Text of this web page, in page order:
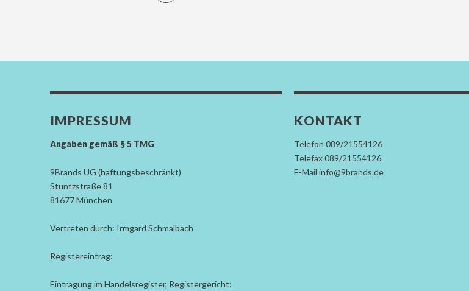
IMPRESSUM
Angaben gemäß § 5 TMG
9Brands UG (haftungsbeschränkt)
Stuntzstraße 81
81677 München
Vertreten durch: Irmgard Schmalbach
Registereintrag:
Eintragung im Handelsregister, Registergericht:
KONTAKT
Telefon 089/21554126
Telefax 089/21554126
E-Mail info@9brands.de